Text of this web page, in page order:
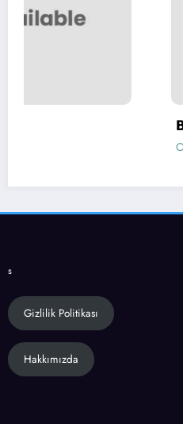
Bursa
s
Gizlilik Politikası
Hakkımızda